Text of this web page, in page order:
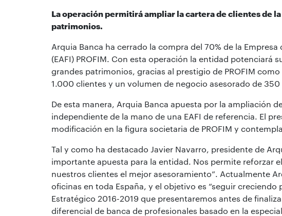
La operación permitirá ampliar la cartera de clientes de
patrimonios.
Arquia Banca ha cerrado la compra del 70% de la
(EAFI) PROFIM. Con esta operación la entidad potenciará
grandes patrimonios, gracias al prestigio de PROFIM
1.000 clientes y un volumen de negocio asesorado de
De esta manera, Arquia Banca apuesta por la ampliación
independiente de la mano de una EAFI de referencia. El
modificación en la figura societaria de PROFIM y
Tal y como ha destacado Javier Navarro, presidente de
importante apuesta para la entidad. Nos permite reforzar
nuestros clientes el mejor asesoramiento”. Actualmente
oficinas en toda España, y el objetivo es “seguir creciendo
Estratégico 2016-2019 que presentaremos antes de
diferencial de banca de profesionales basado en la